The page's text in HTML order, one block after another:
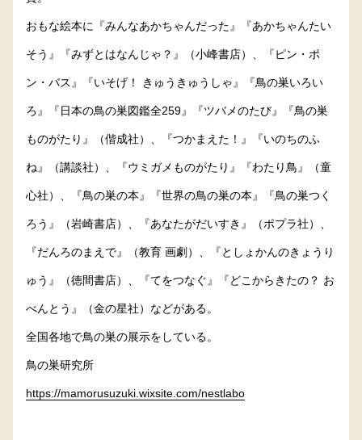
おもな絵本に『みんなあかちゃんだった』『あかちゃんたい
そう』『みずとはなんじゃ？』（小峰書店）、『ピン・ポ
ン・バス』『いそげ！ きゅうきゅうしゃ』『鳥の巣いろい
ろ』『日本の鳥の巣図鑑全259』『ツバメのたび』『鳥の巣
ものがたり』（偕成社）、『つかまえた！』『いのちのふ
ね』（講談社）、『ウミガメものがたり』『わたり鳥』（童
心社）、『鳥の巣の本』『世界の鳥の巣の本』『鳥の巣つく
ろう』（岩崎書店）、『あなたがだいすき』（ポプラ社）、
『だんろのまえで』（教育 画劇）、『としょかんのきょうり
ゅう』（徳間書店）、『てをつなぐ』『どこからきたの？ お
べんとう』（金の星社）などがある。
全国各地で鳥の巣の展示をしている。
鳥の巣研究所
https://mamorusuzuki.wixsite.com/nestlabo